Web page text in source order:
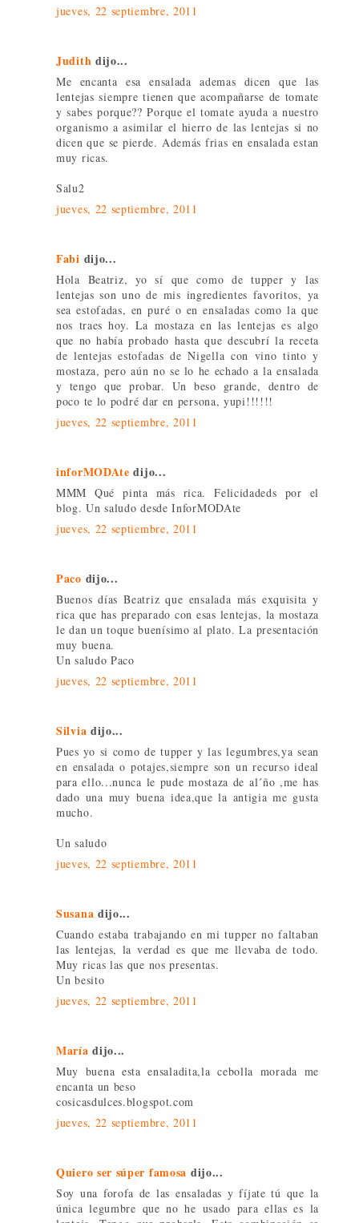
jueves, 22 septiembre, 2011
Judith dijo...
Me encanta esa ensalada ademas dicen que las
lentejas siempre tienen que acompañarse de tomate
y sabes porque?? Porque el tomate ayuda a nuestro
organismo a asimilar el hierro de las lentejas si no
dicen que se pierde. Además frias en ensalada estan
muy ricas.
Salu2
jueves, 22 septiembre, 2011
Fabi dijo...
Hola Beatriz, yo sí que como de tupper y las
lentejas son uno de mis ingredientes favoritos, ya
sea estofadas, en puré o en ensaladas como la que
nos traes hoy. La mostaza en las lentejas es algo
que no había probado hasta que descubrí la receta
de lentejas estofadas de Nigella con vino tinto y
mostaza, pero aún no se lo he echado a la ensalada
y tengo que probar. Un beso grande, dentro de
poco te lo podré dar en persona, yupi!!!!!!
jueves, 22 septiembre, 2011
inforMODAte dijo...
MMM Qué pinta más rica. Felicidadeds por el
blog. Un saludo desde InforMODAte
jueves, 22 septiembre, 2011
Paco dijo...
Buenos días Beatriz que ensalada más exquisita y
rica que has preparado con esas lentejas, la mostaza
le dan un toque buenísimo al plato. La presentación
muy buena.
Un saludo Paco
jueves, 22 septiembre, 2011
Silvia dijo...
Pues yo si como de tupper y las legumbres,ya sean
en ensalada o potajes,siempre son un recurso ideal
para ello...nunca le pude mostaza de al´ño ,me has
dado una muy buena idea,que la antigia me gusta
mucho.
Un saludo
jueves, 22 septiembre, 2011
Susana dijo...
Cuando estaba trabajando en mi tupper no faltaban
las lentejas, la verdad es que me llevaba de todo.
Muy ricas las que nos presentas.
Un besito
jueves, 22 septiembre, 2011
María dijo...
Muy buena esta ensaladita,la cebolla morada me
encanta un beso
cosicasdulces.blogspot.com
jueves, 22 septiembre, 2011
Quiero ser súper famosa dijo...
Soy una forofa de las ensaladas y fíjate tú que la
única legumbre que no he usado para ellas es la